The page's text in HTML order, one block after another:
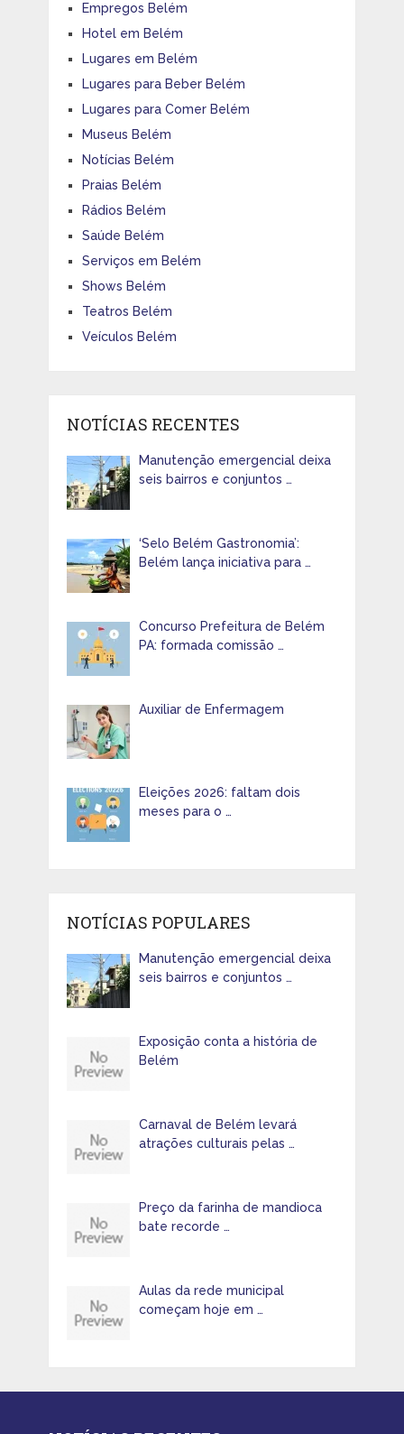
Empregos Belém
Hotel em Belém
Lugares em Belém
Lugares para Beber Belém
Lugares para Comer Belém
Museus Belém
Notícias Belém
Praias Belém
Rádios Belém
Saúde Belém
Serviços em Belém
Shows Belém
Teatros Belém
Veículos Belém
NOTÍCIAS RECENTES
Manutenção emergencial deixa
seis bairros e conjuntos …
‘Selo Belém Gastronomia’:
Belém lança iniciativa para …
Concurso Prefeitura de Belém
PA: formada comissão …
Auxiliar de Enfermagem
Eleições 2026: faltam dois
meses para o …
NOTÍCIAS POPULARES
Manutenção emergencial deixa
seis bairros e conjuntos …
Exposição conta a história de
Belém
Carnaval de Belém levará
atrações culturais pelas …
Preço da farinha de mandioca
bate recorde …
Aulas da rede municipal
começam hoje em …